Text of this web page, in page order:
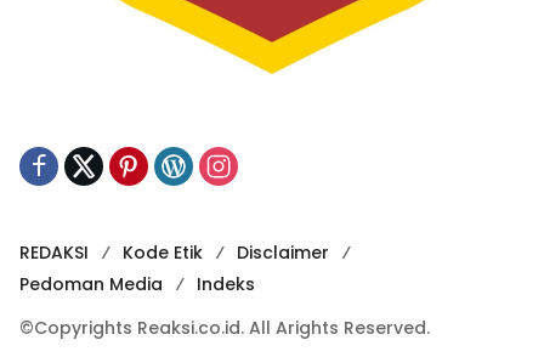
REDAKSI Kode Etik
Disclaimer
Pedoman Media
Indeks
©Copyrights Reaksi.co.id. All Arights Reserved.